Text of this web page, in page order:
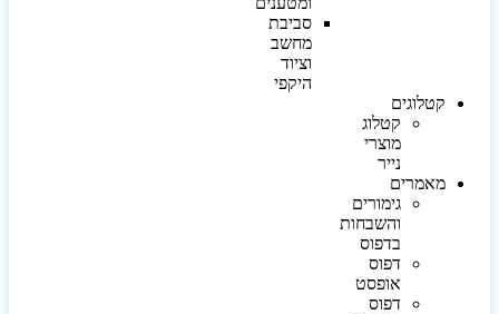
סביבת
מחשב
וציוד
היקפי
קטלוגים
קטלוג
מוצרי
נייר
מאמרים
גימורים
והשבחות
בדפוס
דפוס
אופסט
דפוס